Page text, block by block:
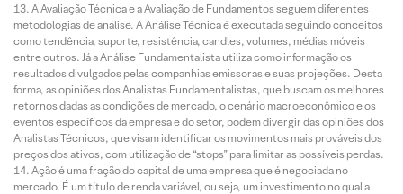
A Avaliação Técnica e a Avaliação de Fundamentos seguem diferentes
metodologias de análise. A Análise Técnica é executada seguindo conceitos
como tendência, suporte, resistência, candles, volumes, médias móveis
entre outros. Já a Análise Fundamentalista utiliza como informação os
resultados divulgados pelas companhias emissoras e suas projeções. Desta
forma, as opiniões dos Analistas Fundamentalistas, que buscam os melhores
retornos dadas as condições de mercado, o cenário macroeconômico e os
eventos específicos da empresa e do setor, podem divergir das opiniões dos
Analistas Técnicos, que visam identificar os movimentos mais prováveis dos
preços dos ativos, com utilização de “stops” para limitar as possíveis perdas.
Ação é uma fração do capital de uma empresa que é negociada no
mercado. É um título de renda variável, ou seja, um investimento no qual a